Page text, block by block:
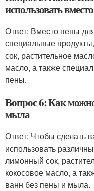
использовать
Ответ: Вместо пены
специальные
сок, растительное
масло, а также
пены.
Вопрос 6: Как
мыла
Ответ: Чтобы сделать
использовать
лимонный сок,
кокосовое масло, а
ванн без пены и мыла.